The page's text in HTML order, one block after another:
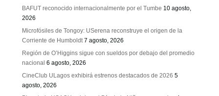
BAFUT reconocido internacionalmente por el Tumbe 10 agosto,
2026
Microfósiles de Tongoy: USerena reconstruye el origen de la
Corriente de Humboldt 7 agosto, 2026
Región de O’Higgins sigue con sueldos por debajo del promedio
nacional 6 agosto, 2026
CineClub ULagos exhibirá estrenos destacados de 2026 5
agosto, 2026